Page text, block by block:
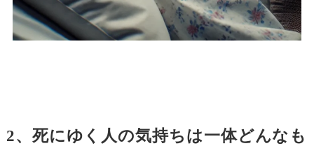
2、死にゆく人の気持ちは一体どんなも